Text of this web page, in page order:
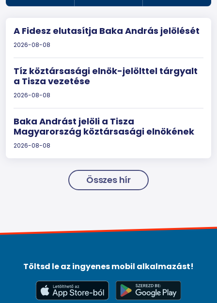
A Fidesz elutasítja Baka András jelölését
2026-08-08
Tíz köztársasági elnök-jelölttel tárgyalt
a Tisza vezetése
2026-08-08
Baka Andrást jelöli a Tisza
Magyarország köztársasági elnökének
2026-08-08
Összes hír
Töltsd le az ingyenes mobil alkalmazást!